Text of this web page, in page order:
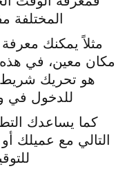
المختلفة
مثلاً يمكنك
مكان معين، في
هو تحريك شريط
للدخول في
كما يساعدك
التالي مع عميلك